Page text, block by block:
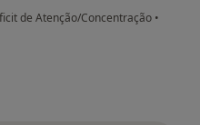
de Atenção/Concentração •